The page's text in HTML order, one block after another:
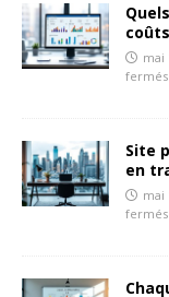
mai
fermés
Site
en
mai
fermés